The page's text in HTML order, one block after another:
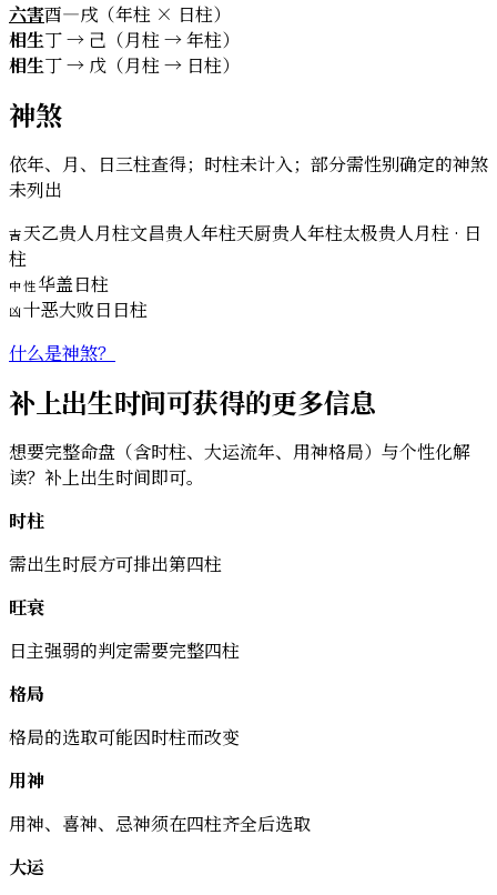
六害酉—戌（年柱 × 日柱）
相生丁 → 己（月柱 → 年柱）
相生丁 → 戊（月柱 → 日柱）
神煞
依年、月、日三柱查得；时柱未计入；部分需性别确定的神煞
未列出
吉天乙贵人月柱文昌贵人年柱天厨贵人年柱太极贵人月柱 · 日
柱
中性华盖日柱
凶十恶大败日 日柱
什么是神煞？
补上出生时间可获得的更多信息
想要完整命盘（含时柱、大运流年、用神格局）与个性化解
读？补上出生时间即可。
时柱
需出生时辰方可排出第四柱
旺衰
日主强弱的判定需要完整四柱
格局
格局的选取可能因时柱而改变
用神
用神、喜神、忌神须在四柱齐全后选取
大运